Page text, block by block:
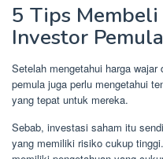
5 Tips Membeli
Investor Pemula
Setelah mengetahui harga wajar
pemula juga perlu mengetahui
yang tepat untuk mereka.
Sebab, investasi saham itu
yang memiliki risiko cukup